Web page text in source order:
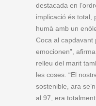
destacada en
implicació és total,
humà amb un
Coca al capdavant
emocionen”,
relleu del marit
les coses. “El
sostenible, ara
al 97, era